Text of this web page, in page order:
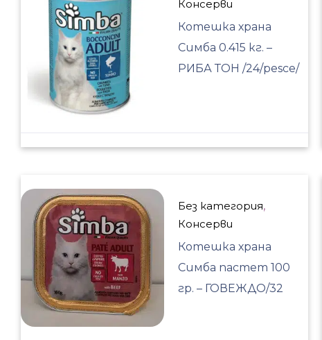
Консерви
Котешка храна
Симба 0.415 кг. –
РИБА ТОН /24/pesce/
Без категория,
Консерви
Котешка храна
Симба пастет 100
гр. – ГОВЕЖДО/32